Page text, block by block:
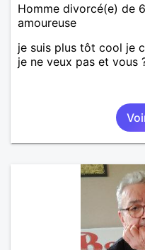
Homme divorcé(e) de
amoureuse
je suis plus tôt cool je
je ne veux pas et vous